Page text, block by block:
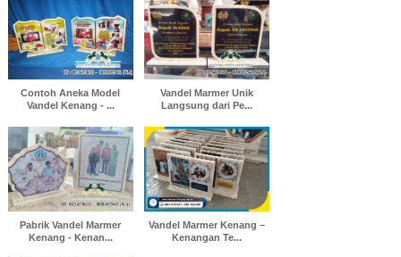
Contoh Aneka Model
Vandel Kenang - ...
Vandel Marmer Unik
Langsung dari Pe...
Pabrik Vandel Marmer
Kenang - Kenan...
Vandel Marmer Kenang –
Kenangan Te...